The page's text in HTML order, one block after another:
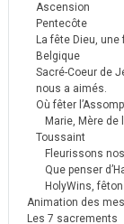
Ascension
Pentecôte
La fête Dieu, une
Belgique
Sacré-Coeur de
nous a aimés.
Où fêter
Marie, Mère de
Toussaint
Fleurissons
Que penser
HolyWins,
Animation des
Les 7 sacrements